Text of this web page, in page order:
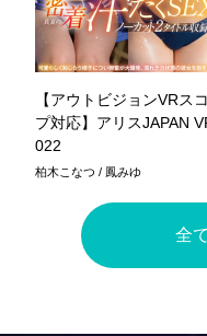
【アウトビジョンVRス
プ対応】アリスJAPAN
022
柏木こなつ / 鳳みゆ
全